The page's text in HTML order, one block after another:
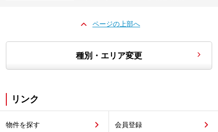
ページの上部へ
種別・エリア変更
リンク
物件を探す 会員登録